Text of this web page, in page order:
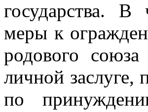
государства.
меры к
родового
личной
по